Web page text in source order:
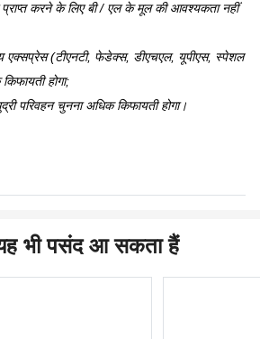
प्राप्त करने के लिए बी / एल के मूल की आवश्यकता नहीं
एक्सप्रेस (टीएनटी, फेडेक्स, डीएचएल, यूपीएस, स्पेशल
होगा;
परिवहन चुनना अधिक किफायती होगा।
भी पसंद आ सकता हैं